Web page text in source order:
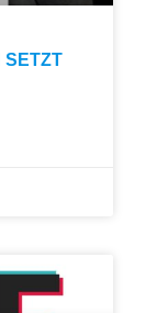
SETZT